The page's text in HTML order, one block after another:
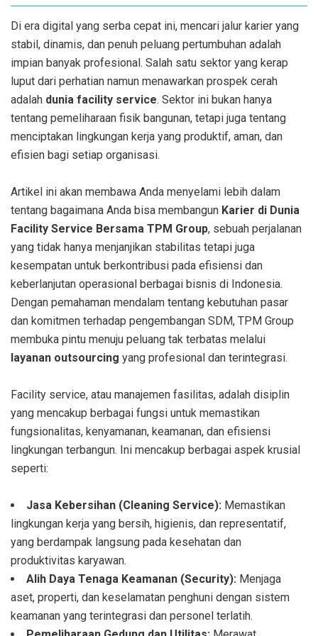
Di era digital yang serba cepat ini, mencari jalur karier yang
stabil, dinamis, dan penuh peluang pertumbuhan adalah
impian banyak profesional. Salah satu sektor yang kerap
luput dari perhatian namun menawarkan prospek cerah
adalah dunia facility service. Sektor ini bukan hanya
tentang pemeliharaan fisik bangunan, tetapi juga tentang
menciptakan lingkungan kerja yang produktif, aman, dan
efisien bagi setiap organisasi.
Artikel ini akan membawa Anda menyelami lebih dalam
tentang bagaimana Anda bisa membangun Karier di Dunia
Facility Service Bersama TPM Group, sebuah perjalanan
yang tidak hanya menjanjikan stabilitas tetapi juga
kesempatan untuk berkontribusi pada efisiensi dan
keberlanjutan operasional berbagai bisnis di Indonesia.
Dengan pemahaman mendalam tentang kebutuhan pasar
dan komitmen terhadap pengembangan SDM, TPM Group
membuka pintu menuju peluang tak terbatas melalui
layanan outsourcing yang profesional dan terintegrasi.
Facility service, atau manajemen fasilitas, adalah disiplin
yang mencakup berbagai fungsi untuk memastikan
fungsionalitas, kenyamanan, keamanan, dan efisiensi
lingkungan terbangun. Ini mencakup berbagai aspek krusial
seperti:
Jasa Kebersihan (Cleaning Service): Memastikan
lingkungan kerja yang bersih, higienis, dan representatif,
yang berdampak langsung pada kesehatan dan
produktivitas karyawan.
Alih Daya Tenaga Keamanan (Security): Menjaga
aset, properti, dan keselamatan penghuni dengan sistem
keamanan yang terintegrasi dan personel terlatih.